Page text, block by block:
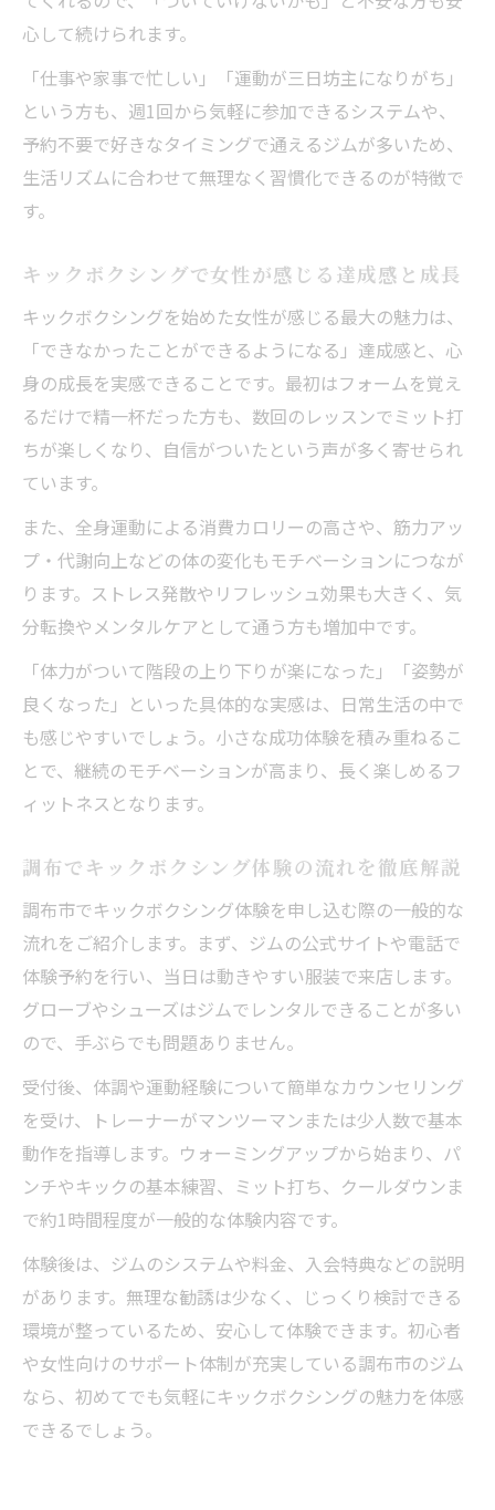
調布のキックボクシング体験が運動習慣の第一
歩に
キックボクシング体験で始める新しい運動
習慣
調布のキックボクシングが初心者女性を応
援する理由
と継続力
体験法
調布でキックボクシングを習慣化するため
のポイント
心して続けられます。
「仕事や家事で忙しい」「運動が三日坊主になりがち」
という方も、週1回から気軽に参加できるシステムや、
予約不要で好きなタイミングで通えるジムが多いため、
生活リズムに合わせて無理なく習慣化できるのが特徴で
す。
キックボクシングで女性が感じる達成感と成長
キックボクシングを始めた女性が感じる最大の魅力は、
「できなかったことができるようになる」達成感と、心
身の成長を実感できることです。最初はフォームを覚え
るだけで精一杯だった方も、数回のレッスンでミット打
ちが楽しくなり、自信がついたという声が多く寄せられ
ています。
また、全身運動による消費カロリーの高さや、筋力アッ
プ・代謝向上などの体の変化もモチベーションにつなが
ります。ストレス発散やリフレッシュ効果も大きく、気
分転換やメンタルケアとして通う方も増加中です。
「体力がついて階段の上り下りが楽になった」「姿勢が
良くなった」といった具体的な実感は、日常生活の中で
も感じやすいでしょう。小さな成功体験を積み重ねるこ
とで、継続のモチベーションが高まり、長く楽しめるフ
ィットネスとなります。
調布でキックボクシング体験の流れを徹底解説
調布市でキックボクシング体験を申し込む際の一般的な
流れをご紹介します。まず、ジムの公式サイトや電話で
体験予約を行い、当日は動きやすい服装で来店します。
グローブやシューズはジムでレンタルできることが多い
ので、手ぶらでも問題ありません。
受付後、体調や運動経験について簡単なカウンセリング
を受け、トレーナーがマンツーマンまたは少人数で基本
動作を指導します。ウォーミングアップから始まり、パ
ンチやキックの基本練習、ミット打ち、クールダウンま
で約1時間程度が一般的な体験内容です。
体験後は、ジムのシステムや料金、入会特典などの説明
があります。無理な勧誘は少なく、じっくり検討できる
環境が整っているため、安心して体験できます。初心者
や女性向けのサポート体制が充実している調布市のジム
なら、初めてでも気軽にキックボクシングの魅力を体感
できるでしょう。